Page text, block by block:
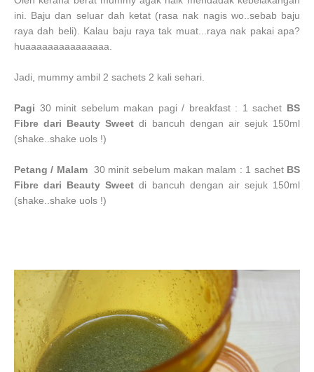
ini. Baju dan seluar dah ketat (rasa nak nagis wo..sebab baju
raya dah beli). Kalau baju raya tak muat...raya nak pakai apa?
huaaaaaaaaaaaaaaa.
Jadi, mummy ambil 2 sachets 2 kali sehari.
Pagi 30 minit sebelum makan pagi / breakfast : 1 sachet BS
Fibre dari Beauty Sweetdi bancuh dengan air sejuk 150ml
(shake..shake uols !)
Petang / Malam30 minit sebelum makan malam : 1 sachet BS
Fibre dari Beauty Sweetdi bancuh dengan air sejuk 150ml
(shake..shake uols !)